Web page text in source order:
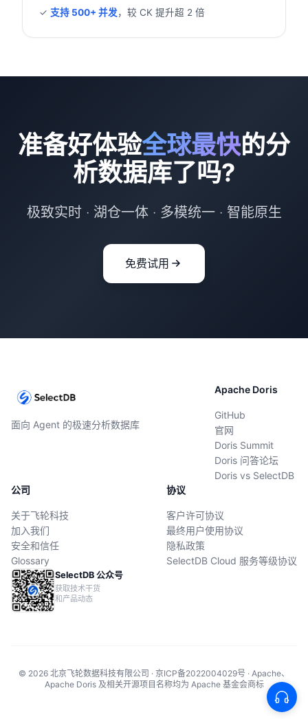
✓ 支持 500+ 并发，较 CK 提升超 2 倍
准备好体验全球最快的分
析数据库了吗?
极致实时 · 湖仓一体 · 多模统一 · 智能原生
免费试用
面向 Agent 的极速分析数据库
Apache Doris
GitHub
官网
Doris Summit
Doris 问答论坛
Doris vs SelectDB
公司
关于飞轮科技
加入我们
安全和信任
Glossary
协议
客户许可协议
最终用户使用协议
隐私政策
SelectDB Cloud 服务等级协议
SelectDB 公众号
获取技术干货
和产品动态
© 2026 北京飞轮数据科技有限公司 · 京ICP备2022004029号 · Apache、
Apache Doris 及相关开源项目名称均为 Apache 基金会商标